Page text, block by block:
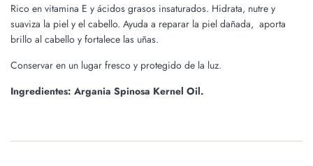
Rico en vitamina E y ácidos grasos insaturados. Hidrata, nutre y
suaviza la piel y el cabello. Ayuda a reparar la piel dañada, aporta
brillo al cabello y fortalece las uñas.
Conservar en un lugar fresco y protegido de la luz.
Ingredientes: Argania Spinosa Kernel Oil.